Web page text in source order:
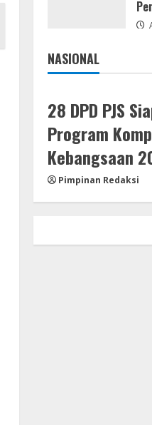
NASIONAL
Jakarta
28 DPD PJS
Program
Kebangsaan
Pimpinan Redaksi